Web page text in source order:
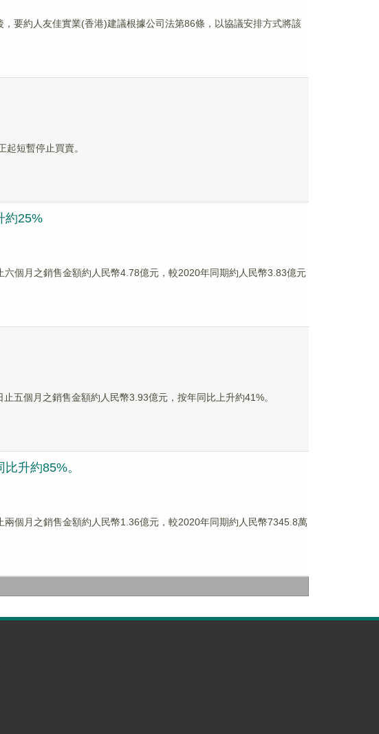
要約人友佳實業(香港)建議根據公司法第86條，以協議安排方式將該
短暫停止買賣。
約25%
個月之銷售金額約人民幣4.78億元，較2020年同期約人民幣3.83億元
五個月之銷售金額約人民幣3.93億元，按年同比上升約41%。
升約85%。
個月之銷售金額約人民幣1.36億元，較2020年同期約人民幣7345.8萬